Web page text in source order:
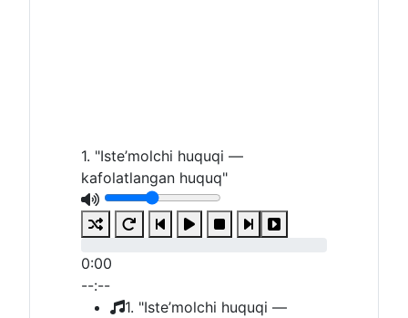
1. "Iste’molchi huquqi —
kafolatlangan huquq"
0:00
--:--
1. "Iste’molchi huquqi —